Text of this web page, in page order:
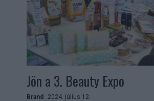
Jön a 3. Beauty Expo
Brand 2024. július 12.